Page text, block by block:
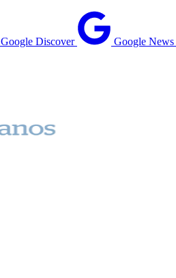
Google Discover Google News